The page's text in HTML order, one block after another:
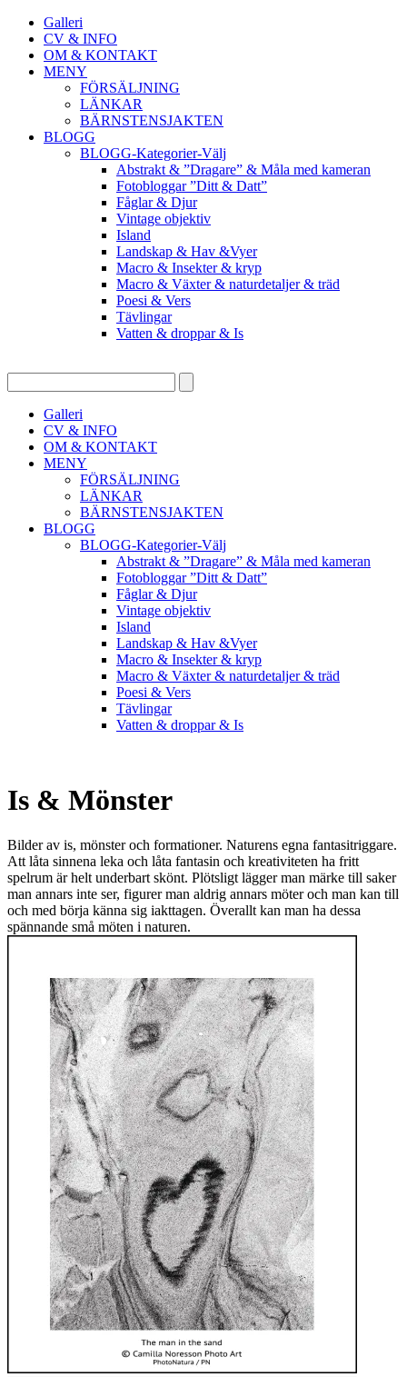
Galleri
CV & INFO
OM & KONTAKT
MENY
FÖRSÄLJNING
LÄNKAR
BÄRNSTENSJAKTEN
BLOGG
BLOGG-Kategorier-Välj
Abstrakt & ”Dragare” & Måla med kameran
Fotobloggar ”Ditt & Datt”
Fåglar & Djur
Vintage objektiv
Island
Landskap & Hav &Vyer
Macro & Insekter & kryp
Macro & Växter & naturdetaljer & träd
Poesi & Vers
Tävlingar
Vatten & droppar & Is
Galleri
CV & INFO
OM & KONTAKT
MENY
FÖRSÄLJNING
LÄNKAR
BÄRNSTENSJAKTEN
BLOGG
BLOGG-Kategorier-Välj
Abstrakt & ”Dragare” & Måla med kameran
Fotobloggar ”Ditt & Datt”
Fåglar & Djur
Vintage objektiv
Island
Landskap & Hav &Vyer
Macro & Insekter & kryp
Macro & Växter & naturdetaljer & träd
Poesi & Vers
Tävlingar
Vatten & droppar & Is
Is & Mönster
Bilder av is, mönster och formationer. Naturens egna fantasitriggare.
Att låta sinnena leka och låta fantasin och kreativiteten ha fritt
spelrum är helt underbart skönt. Plötsligt lägger man märke till saker
man annars inte ser, figurer man aldrig annars möter och man kan till
och med börja känna sig iakttagen. Överallt kan man ha dessa
spännande små möten i naturen.